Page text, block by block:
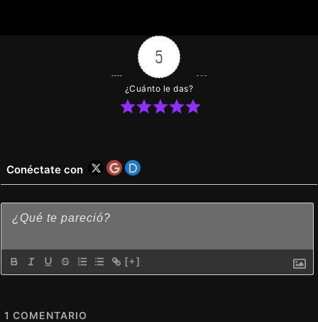
5
¿Cuánto le das?
Conéctate con
[+]
1 COMENTARIO